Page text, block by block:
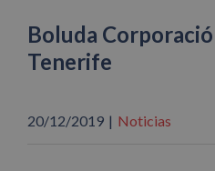
Boluda
Tenerife
20/12/2019 | Noticias